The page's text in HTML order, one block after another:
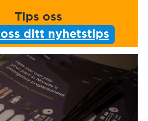
Tips oss
oss ditt nyhetstips